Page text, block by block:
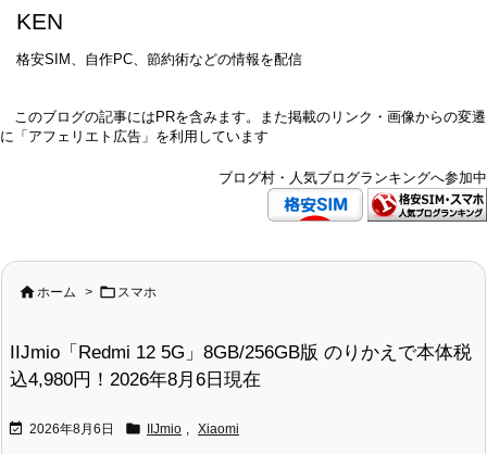
KEN
格安SIM、自作PC、節約術などの情報を配信
このブログの記事にはPRを含みます。また掲載のリンク・画像からの変遷
に「アフェリエト広告」を利用しています
ブログ村・人気ブログランキングへ参加中
 ホーム >  スマホ
IIJmio「Redmi 12 5G」8GB/256GB版 のりかえで本体税
込4,980円！2026年8月6日現在
 2026年8月6日  IIJmio Xiaomi